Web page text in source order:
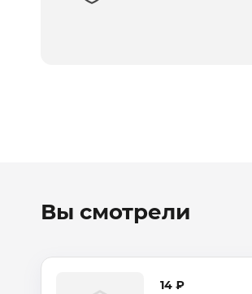
Вы смотрели
14 ₽